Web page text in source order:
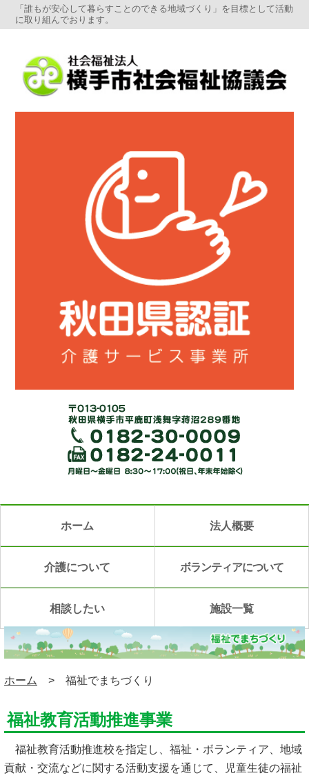
「誰もが安心して暮らすことのできる地域づくり」を目標として活動
に取り組んでおります。
ホーム 法人概要
介護について ボランティアについて
相談したい 施設一覧
ホーム > 福祉でまちづくり
福祉教育活動推進事業
福祉教育活動推進校を指定し、福祉・ボランティア、地域
貢献・交流などに関する活動支援を通じて、児童生徒の福祉